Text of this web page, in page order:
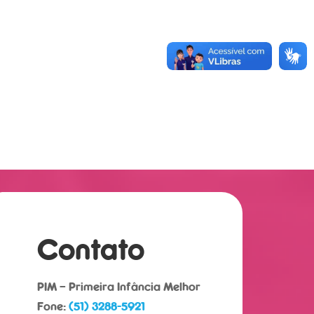
Contato
PIM – Primeira Infância Melhor
Fone: (51) 3288-5921